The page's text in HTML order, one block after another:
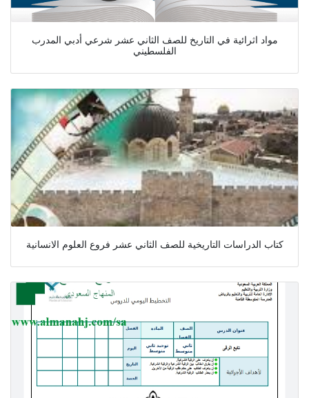
مواد اثرائية في التاريخ للصف الثاني عشر شرعي أدبي المدرب
الفلسطيني
كتاب الدراسات التاريخية للصف الثاني عشر فروع العلوم الانسانية